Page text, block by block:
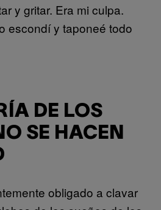
y gritar. Era mi culpa.
escondí y taponeé todo
DE LOS
SE HACEN
obligado a clavar